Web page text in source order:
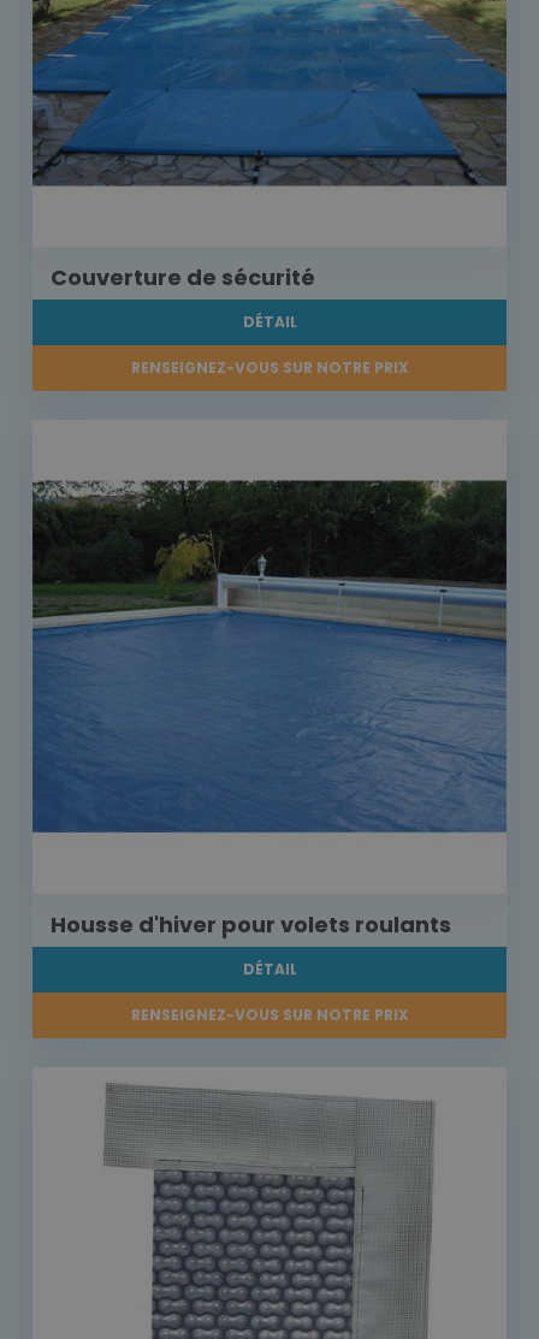
Couverture de sécurité
DÉTAIL
RENSEIGNEZ-VOUS SUR NOTRE PRIX
Housse d'hiver pour volets roulants
DÉTAIL
RENSEIGNEZ-VOUS SUR NOTRE PRIX